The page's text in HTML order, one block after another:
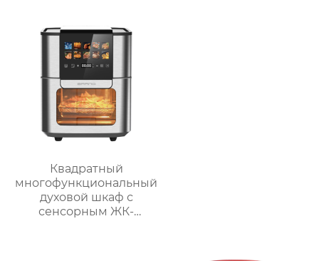
Квадратный
многофункциональный
духовой шкаф с
сенсорным ЖК-